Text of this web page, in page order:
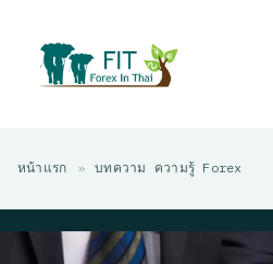
หน้าแรก » บทความ ความรู้ Forex